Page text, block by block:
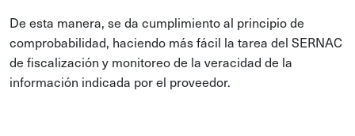
De esta manera, se da cumplimiento al principio de
comprobabilidad, haciendo más fácil la tarea del SERNAC
de fiscalización y monitoreo de la veracidad de la
información indicada por el proveedor.